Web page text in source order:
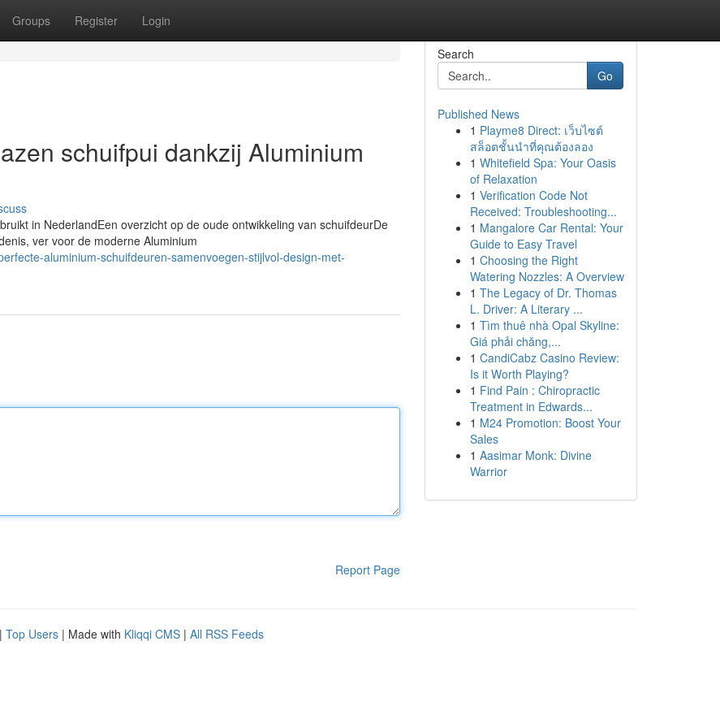
Groups Register Login
schuifpui dankzij Aluminium
in NederlandEen overzicht op de oude ontwikkeling van schuifdeurDe
ver voor de moderne Aluminium
aluminium-schuifdeuren-samenvoegen-stijlvol-design-met-
Report Page
Search
Go
Published News
1 Playme8 Direct: เว็บไซต์
สล็อตชั้นนำที่คุณต้องลอง
1 Whitefield Spa: Your Oasis
of Relaxation
1 Verification Code Not
Received: Troubleshooting...
1 Mangalore Car Rental: Your
Guide to Easy Travel
1 Choosing the Right
Watering Nozzles: A Overview
1 The Legacy of Dr. Thomas
L. Driver: A Literary ...
1 Tìm thuê nhà Opal Skyline:
Giá phải chăng,...
1 CandiCabz Casino Review:
Is it Worth Playing?
1 Find Pain : Chiropractic
Treatment in Edwards...
1 M24 Promotion: Boost Your
Sales
1 Aasimar Monk: Divine
Warrior
| Top Users | Made with Kliqqi CMS | All RSS Feeds